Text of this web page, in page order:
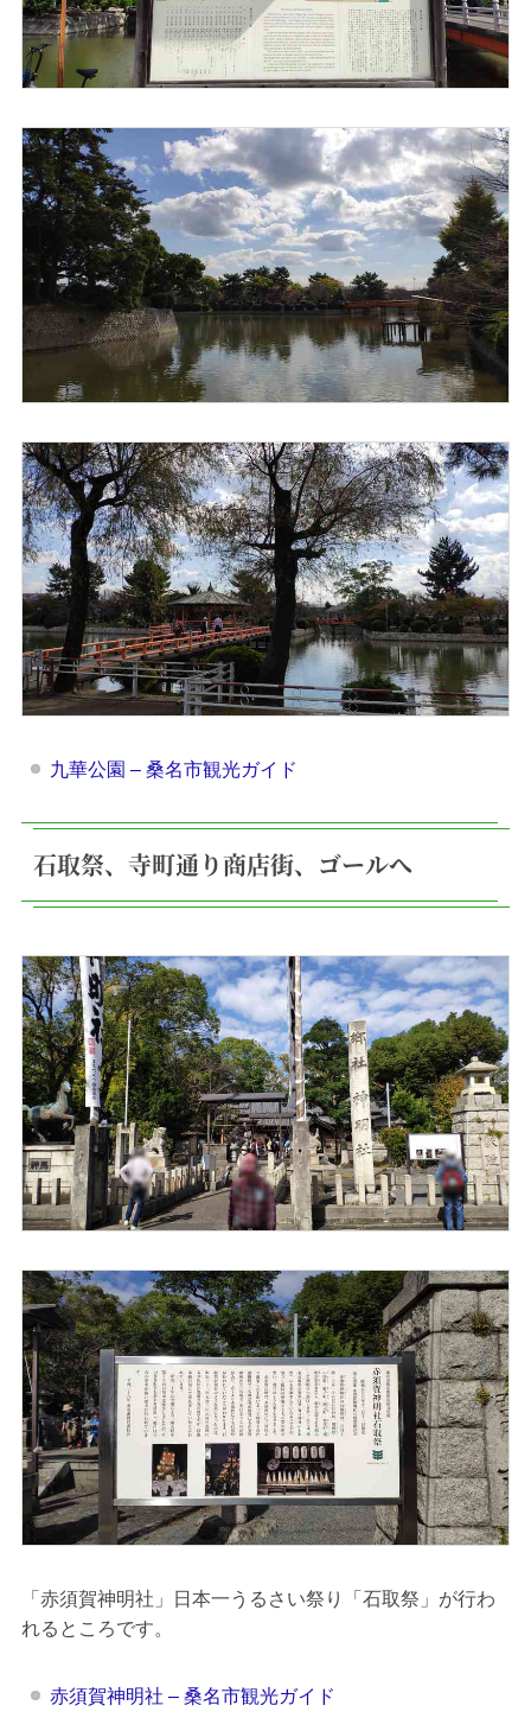
九華公園 – 桑名市観光ガイド
石取祭、寺町通り商店街、ゴールへ
「赤須賀神明社」日本一うるさい祭り「石取祭」が行わ
れるところです。
赤須賀神明社 – 桑名市観光ガイド